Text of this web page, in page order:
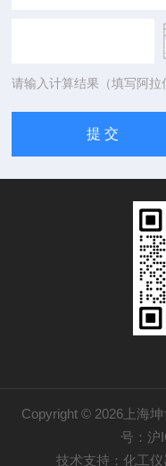
请输入计算结果（填写阿
Copyright © 2026上海
号：沪
技术支持： 化工仪